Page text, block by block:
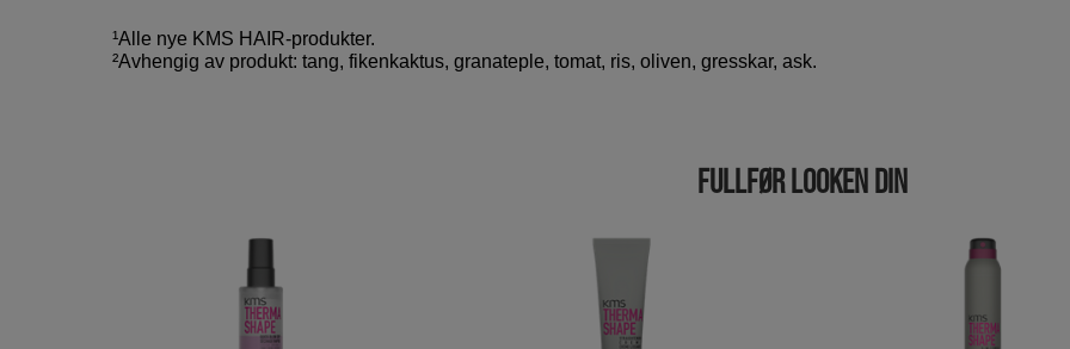
¹Alle nye KMS HAIR-produkter.
²Avhengig av produkt: tang, fikenkaktus, granateple, tomat, ris, oliven, gresskar, ask.
FULLFØR LOOKEN DIN